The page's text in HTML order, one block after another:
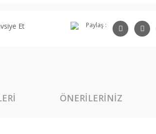
Et Paylaş :
ÖNERILERINIZ